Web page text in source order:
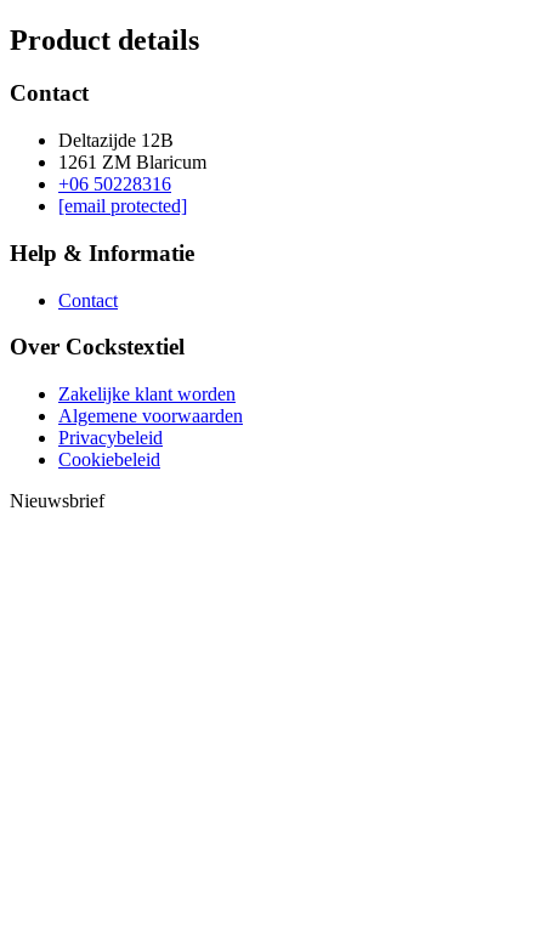
Product details
Contact
Deltazijde 12B
1261 ZM Blaricum
+06 50228316
[email protected]
Help & Informatie
Contact
Over Cockstextiel
Zakelijke klant worden
Algemene voorwaarden
Privacybeleid
Cookiebeleid
Nieuwsbrief